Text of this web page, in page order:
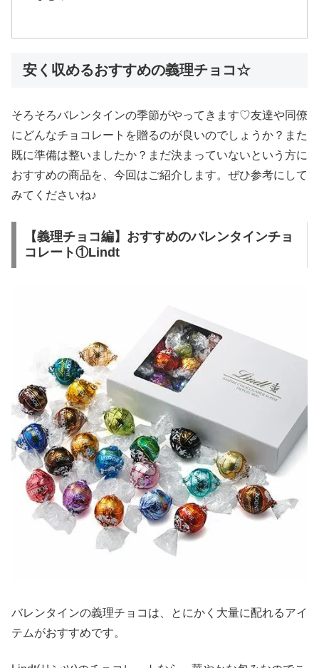
安く収めるおすすめの義理チョコ☆
そろそろバレンタインの季節がやってきます♡友達や同僚
にどんなチョコレートを贈るのが良いのでしょうか？また
既に準備は整いましたか？まだ決まっていないという方に
おすすめの商品を、今回はご紹介します。ぜひ参考にして
みてくださいね♪
【義理チョコ編】おすすめのバレンタインチョ
コレート①Lindt
バレンタインの義理チョコは、とにかく大量に配れるアイ
テムがおすすめです。